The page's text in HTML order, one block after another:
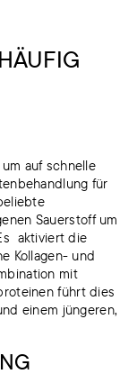
auf schnelle
für
Sauerstoff um
aktiviert die
Kollagen- und
mit
führt dies
einem jüngeren,